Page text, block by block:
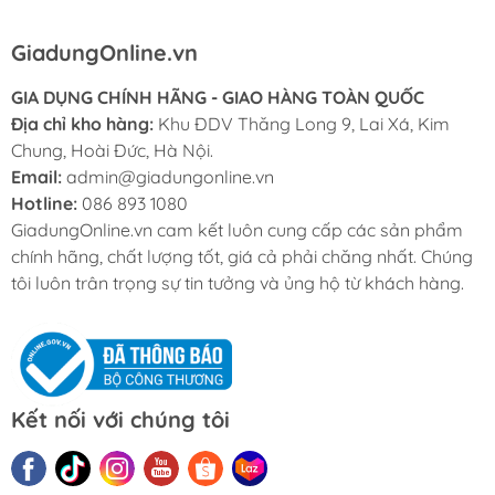
GiadungOnline.vn
GIA DỤNG CHÍNH HÃNG - GIAO HÀNG TOÀN QUỐC
Địa chỉ kho hàng: Khu ĐDV Thăng Long 9, Lai Xá, Kim
Chung, Hoài Đức, Hà Nội.
Email: admin@giadungonline.vn
Hotline: 086 893 1080
GiadungOnline.vn cam kết luôn cung cấp các sản phẩm
chính hãng, chất lượng tốt, giá cả phải chăng nhất. Chúng
tôi luôn trân trọng sự tin tưởng và ủng hộ từ khách hàng.
Kết nối với chúng tôi